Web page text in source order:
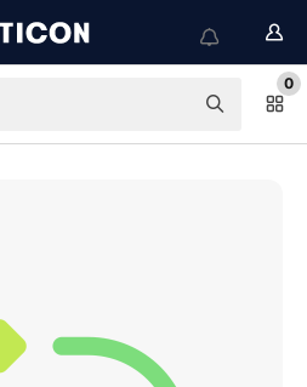
0